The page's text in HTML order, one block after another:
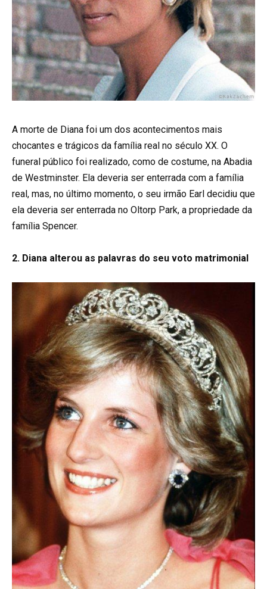
A morte de Diana foi um dos acontecimentos mais
chocantes e trágicos da família real no século XX. O
funeral público foi realizado, como de costume, na Abadia
de Westminster. Ela deveria ser enterrada com a família
real, mas, no último momento, o seu irmão Earl decidiu que
ela deveria ser enterrada no Oltorp Park, a propriedade da
família Spencer.
2. Diana alterou as palavras do seu voto matrimonial